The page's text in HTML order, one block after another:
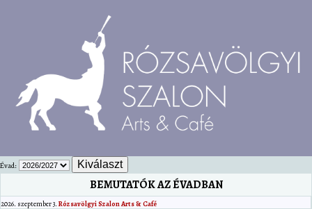
Évad:
BEMUTATÓK AZ ÉVADBAN
2026. szeptember 3. Rózsavölgyi Szalon Arts & Café